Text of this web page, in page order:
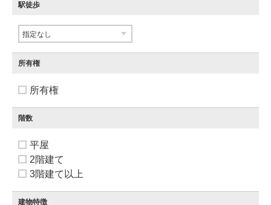
駅徒歩
所有権
所有権
階数
平屋
2階建て
3階建て以上
建物特徴